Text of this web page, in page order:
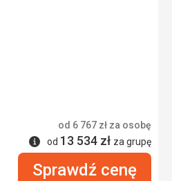
od 6 767 zł za osobę
Informacje
od 13 534 zł za grupę
Sprawdź cenę